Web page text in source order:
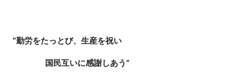
”勤労をたっとび、生産を祝い
国民互いに感謝しあう”